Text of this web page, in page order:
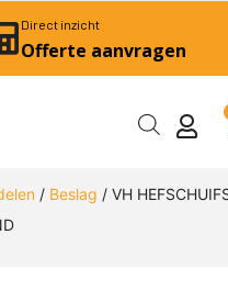
Direct inzicht
Offerte aanvragen
/ Beslag / VH